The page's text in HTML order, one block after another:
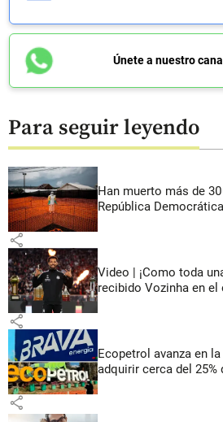
Únete a nuestro
Para seguir leyendo
Han muerto más de
República
share
Video | ¡Como toda
recibido Vozinha en
share
Ecopetrol avanza en
adquirir cerca del 25%
share